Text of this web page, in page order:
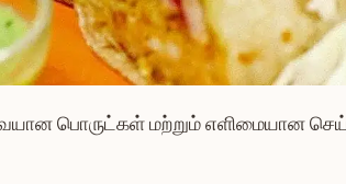
பொருட்கள் மற்றும் எளிமையான